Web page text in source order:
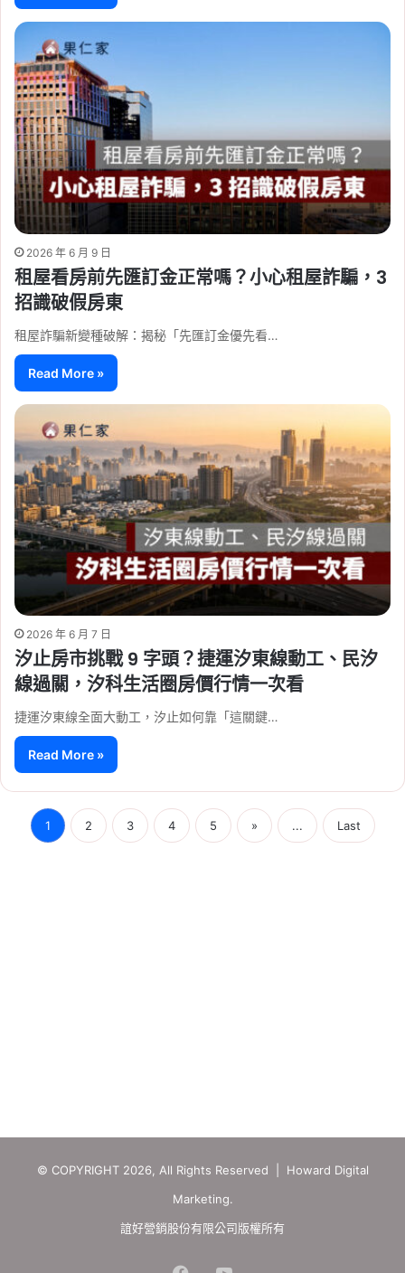
2026 年 6 月 9 日
租屋看房前先匯訂金正常嗎？小心租屋詐騙，3
招識破假房東
租屋詐騙新變種破解：揭秘「先匯訂金優先看…
Read More »
2026 年 6 月 7 日
汐止房市挑戰 9 字頭？捷運汐東線動工、民汐
線過關，汐科生活圈房價行情一次看
捷運汐東線全面大動工，汐止如何靠「這關鍵…
Read More »
1 2 3 4 5 » ... Last
© COPYRIGHT 2026, All Rights Reserved | Howard Digital
Marketing.
誼好營銷股份有限公司版權所有